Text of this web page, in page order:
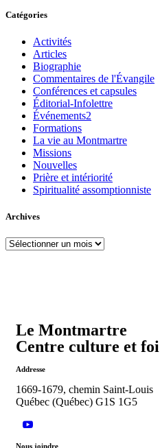
Catégories
Activités
Articles
Biographie
Commentaires de l'Évangile
Conférences et capsules
Éditorial-Infolettre
Événements2
Formations
La vie au Montmartre
Missions
Nouvelles
Prière et intériorité
Spiritualité assomptionniste
Archives
Le Montmartre
Centre culture et foi
Addresse
1669-1679, chemin Saint-Louis
Québec (Québec) G1S 1G5
Nous joindre